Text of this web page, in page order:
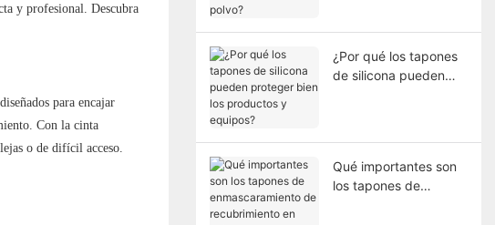
y profesional. Descubra
para encajar
Con la cinta
o de difícil acceso.
polvo?
¿Por qué los tapones
de silicona pueden
Qué importantes son
los tapones de